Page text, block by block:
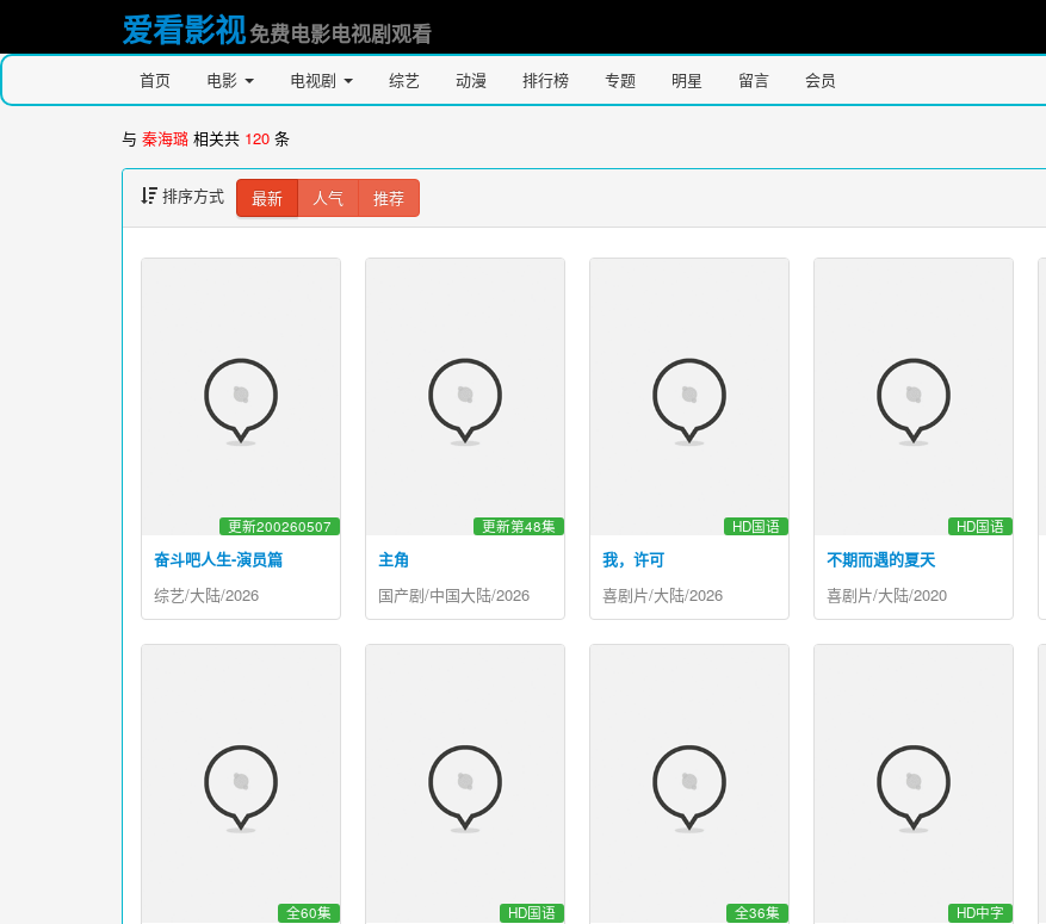
爱看影视免费电影电视剧观看
首页 电影 电视剧 综艺 动漫 排行榜 专题 明星 留言 会员
与 秦海璐 相关共 120 条
排序方式 最新 人气 推荐
奋斗吧人生-演员篇
更新200260507
综艺/大陆/2026
主角
更新第48集
国产剧/中国大陆/2026
我，许可
HD国语
喜剧片/大陆/2026
不期而遇的夏天
HD国语
喜剧片/大陆/2020
全60集 HD国语 全36集 HD中字